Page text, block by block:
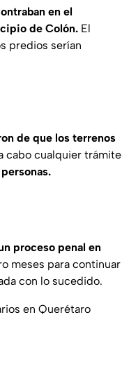
en el
de Colón. El
predios serían
de que los terrenos
cabo cualquier trámite
proceso penal en
meses para continuar
con lo sucedido.
en Querétaro